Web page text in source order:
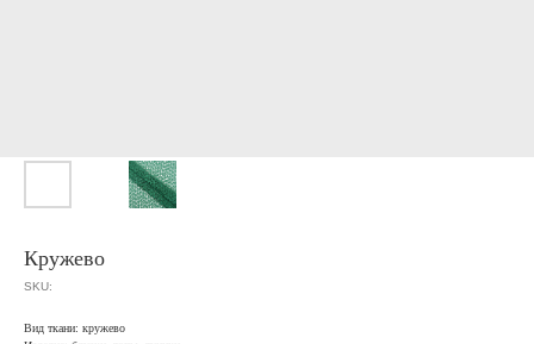
Кружево
SKU:
Вид ткани: кружево